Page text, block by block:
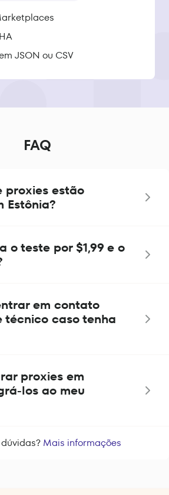
JSON ou CSV
FAQ
proxies estão
Estônia?
o teste por $1,99 e o
em contato
técnico caso tenha
proxies em
los ao meu
Mais informações